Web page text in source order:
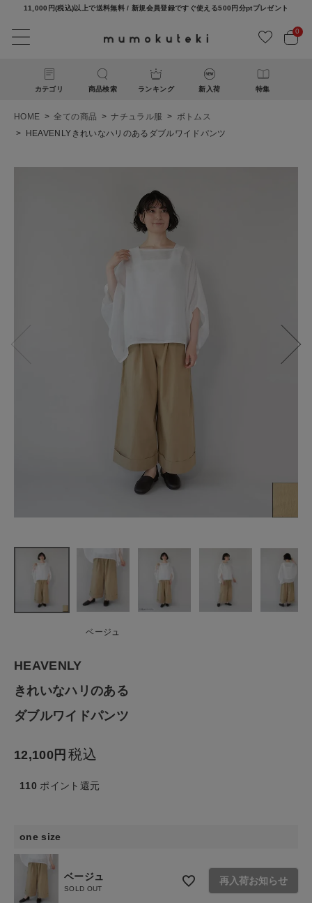
11,000円(税込)以上で送料無料 / 新規会員登録ですぐ使える500円分ptプレゼント
0
カテゴリ 商品検索 ランキング 新入荷 特集
CATEGORY
ナチュラル服
ファッション雑貨
生活雑貨
食品
ブランド
CONTENTS
HOME 全ての商品 ナチュラル服
ボトムス
HEAVENLYきれいなハリのあるダブルワイドパンツ
ベージュ
HEAVENLY
きれいなハリのある
ダブルワイドパンツ
12,100 税込
110 ポイント還元
one size
ベージュ
SOLD OUT
再入荷お知らせ